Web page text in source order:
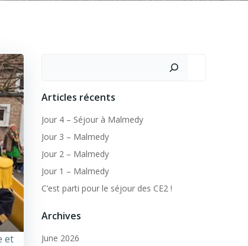
et
Articles récents
Jour 4 – Séjour à Malmedy
Jour 3 – Malmedy
Jour 2 – Malmedy
Jour 1 – Malmedy
C’est parti pour le séjour des CE2 !
Archives
June 2026